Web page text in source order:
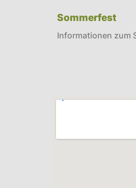
Sommerfest
Informationen zum